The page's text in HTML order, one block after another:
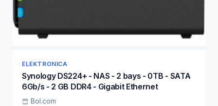
ELEKTRONICA
Synology DS224+ - NAS - 2 bays - 0TB - SATA
6Gb/s - 2 GB DDR4 - Gigabit Ethernet
Bol.com